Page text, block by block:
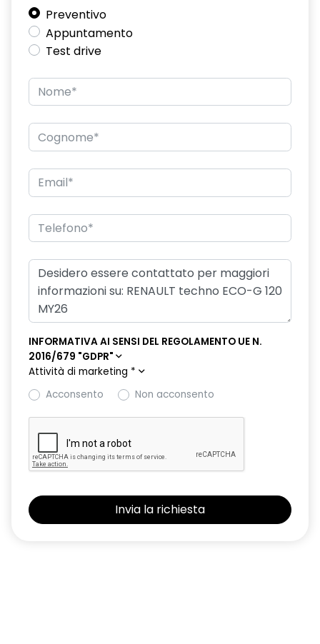
Preventivo
Appuntamento
Test drive
INFORMATIVA AI SENSI DEL REGOLAMENTO UE N.
2016/679 "GDPR"
Attività di marketing *
Acconsento
Non acconsento